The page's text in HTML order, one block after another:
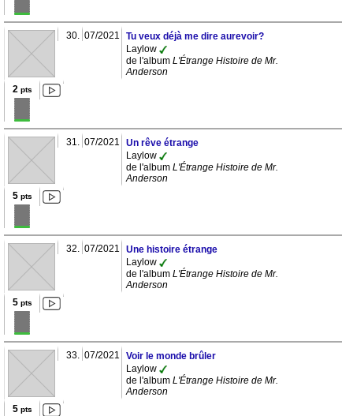
30. 07/2021
Tu veux déjà me dire aurevoir?
Laylow
de l'album L'Étrange Histoire de Mr.
Anderson
2 pts
31. 07/2021
Un rêve étrange
Laylow
de l'album L'Étrange Histoire de Mr.
Anderson
5pts
32. 07/2021
Une histoire étrange
Laylow
de l'album L'Étrange Histoire de Mr.
Anderson
5pts
33. 07/2021
Voir le monde brûler
Laylow
de l'album L'Étrange Histoire de Mr.
Anderson
5pts